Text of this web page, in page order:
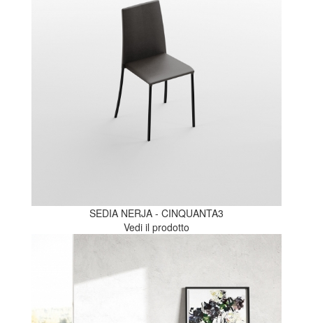
SEDIA NERJA - CINQUANTA3
Vedi il prodotto